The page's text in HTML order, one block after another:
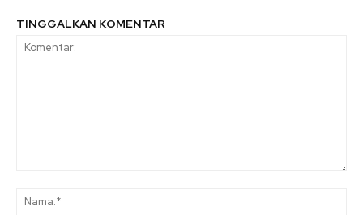
TINGGALKAN KOMENTAR